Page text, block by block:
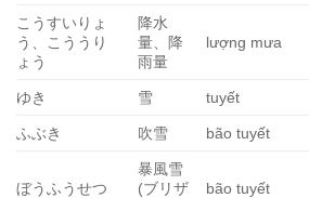
こうすいりょ
う、こううり
ょう
降水
量、降
雨量
lượng mưa
ゆき 雪 tuyết
ふぶき 吹雪 bão tuyết
ぼうふうせつ
暴風雪
(ブリザ
bão tuyết